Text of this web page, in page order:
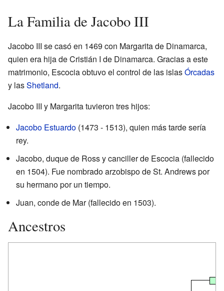
La Familia de Jacobo III
Jacobo III se casó en 1469 con Margarita de Dinamarca,
quien era hija de Cristián I de Dinamarca. Gracias a este
matrimonio, Escocia obtuvo el control de las islasÓrcadas
y lasShetland.
Jacobo III y Margarita tuvieron tres hijos:
Jacobo Estuardo (1473 - 1513), quien más tarde sería
rey.
Jacobo, duque de Ross y canciller de Escocia (fallecido
en 1504). Fue nombrado arzobispo de St. Andrews por
su hermano por un tiempo.
Juan, conde de Mar (fallecido en 1503).
Ancestros